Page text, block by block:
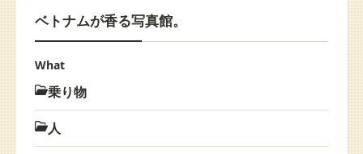
ベトナムが香る写真館。
What
乗り物
人